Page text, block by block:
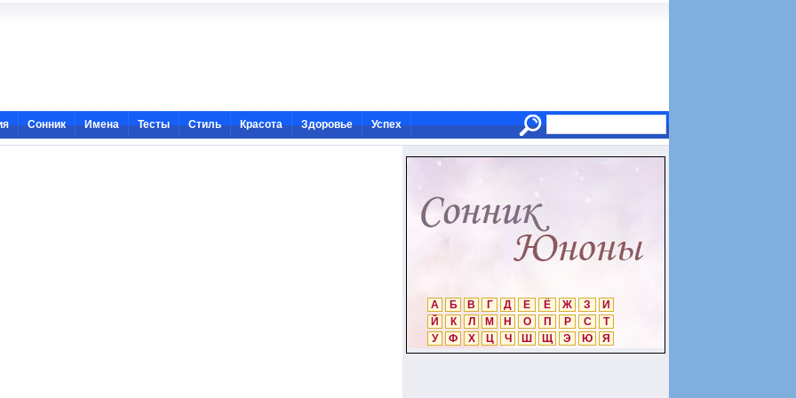
Сонник Имена Тесты Стиль Красота Здоровье Успех
А Б В Г Д Е Ё Ж З
И
Й
К Л М Н О П Р С
Т
У
Ф Х Ц Ч Ш Щ Э Ю Я